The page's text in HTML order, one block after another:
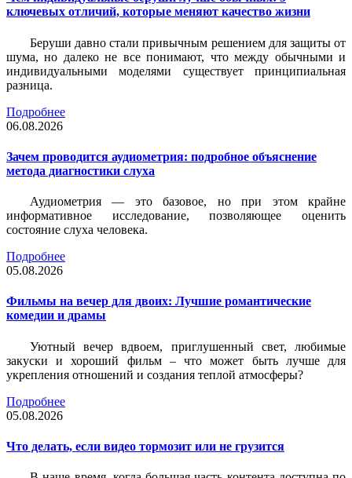
ключевых отличий, которые меняют качество жизни
Беруши давно стали привычным решением для защиты от
шума, но далеко не все понимают, что между обычными и
индивидуальными моделями существует принципиальная
разница.
Подробнее
06.08.2026
Зачем проводится аудиометрия: подробное объяснение
метода диагностики слуха
Аудиометрия — это базовое, но при этом крайне
информативное исследование, позволяющее оценить
состояние слуха человека.
Подробнее
05.08.2026
Фильмы на вечер для двоих: Лучшие романтические
комедии и драмы
Уютный вечер вдвоем, приглушенный свет, любимые
закуски и хороший фильм – что может быть лучше для
укрепления отношений и создания теплой атмосферы?
Подробнее
05.08.2026
Что делать, если видео тормозит или не грузится